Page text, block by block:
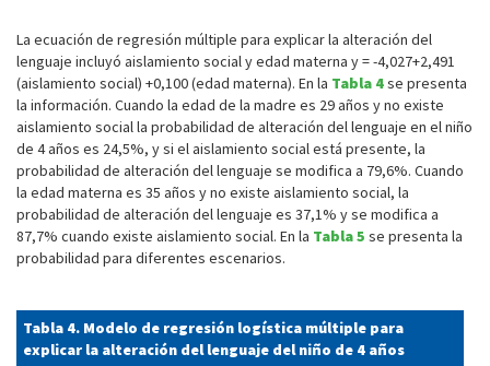
La ecuación de regresión múltiple para explicar la alteración del
lenguaje incluyó aislamiento social y edad materna y = -4,027+2,491
(aislamiento social) +0,100 (edad materna). En la Tabla 4se presenta
la información. Cuando la edad de la madre es 29 años y no existe
aislamiento social la probabilidad de alteración del lenguaje en el niño
de 4 años es 24,5%, y si el aislamiento social está presente, la
probabilidad de alteración del lenguaje se modifica a 79,6%. Cuando
la edad materna es 35 años y no existe aislamiento social, la
probabilidad de alteración del lenguaje es 37,1% y se modifica a
87,7% cuando existe aislamiento social. En la Tabla 5 se presenta la
probabilidad para diferentes escenarios.
Tabla 4. Modelo de regresión logística múltiple para
explicar la alteración del lenguaje del niño de 4 años